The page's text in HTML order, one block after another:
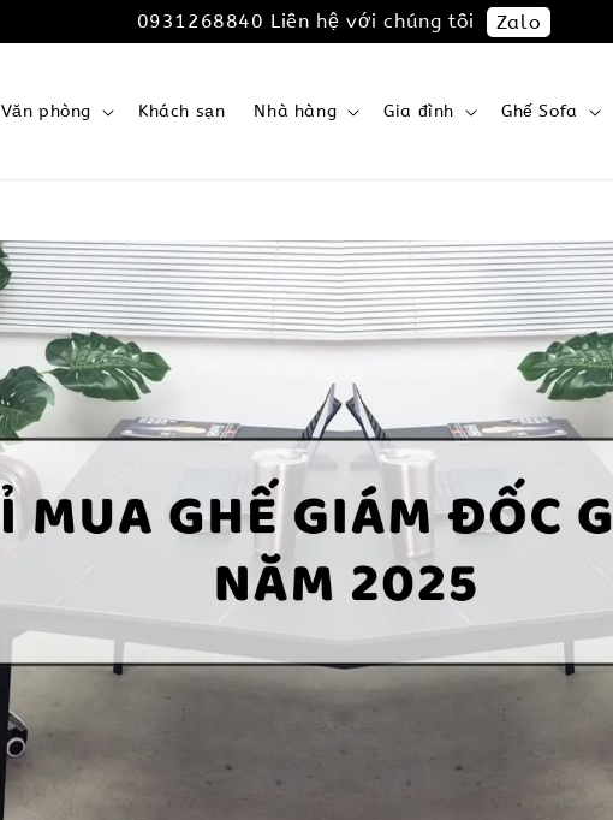
0931268840 Liên hệ với chúng tôi Zalo
Văn phòng Khách sạn Nhà hàng Gia đình Ghế Sofa